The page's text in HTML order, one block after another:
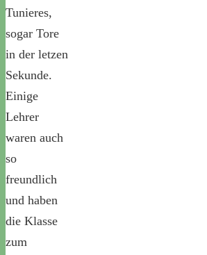
Tunieres,
sogar Tore
in der letzen
Sekunde.
Einige
Lehrer
waren auch
so
freundlich
und haben
die Klasse
zum